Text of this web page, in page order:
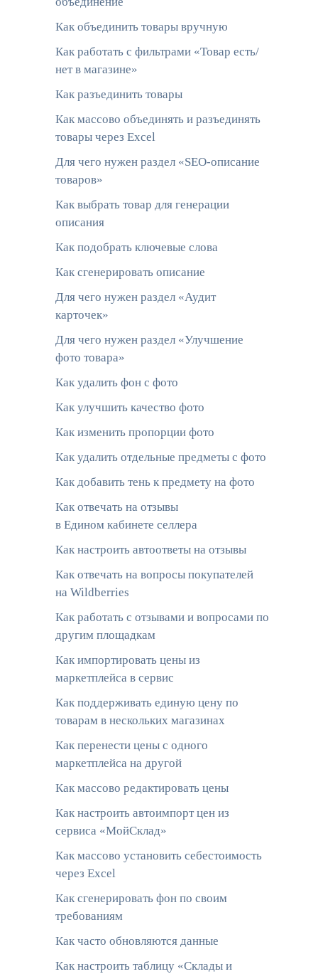
Как объединить товары вручную
Как работать с фильтрами «Товар есть/
нет в магазине»
Как разъединить товары
Как массово объединять и разъединять
товары через Excel
Для чего нужен раздел «SEO-описание
товаров»
Как выбрать товар для генерации
описания
Как подобрать ключевые слова
Как сгенерировать описание
Для чего нужен раздел «Аудит
карточек»
Для чего нужен раздел «Улучшение
фото товара»
Как удалить фон с фото
Как улучшить качество фото
Как изменить пропорции фото
Как удалить отдельные предметы с фото
Как добавить тень к предмету на фото
Как отвечать на отзывы
в Едином кабинете селлера
Как настроить автоответы на отзывы
Как отвечать на вопросы покупателей
на Wildberries
Как работать с отзывами и вопросами по
другим площадкам
Как импортировать цены из
маркетплейса в сервис
Как поддерживать единую цену по
товарам в нескольких магазинах
Как перенести цены с одного
маркетплейса на другой
Как массово редактировать цены
Как настроить автоимпорт цен из
сервиса «МойСклад»
Как массово установить себестоимость
через Excel
Как сгенерировать фон по своим
требованиям
Как часто обновляются данные
Как настроить таблицу «Склады и